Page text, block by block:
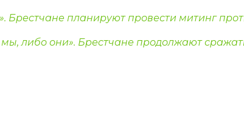
Брестчане планируют провести митинг
либо они». Брестчане продолжают